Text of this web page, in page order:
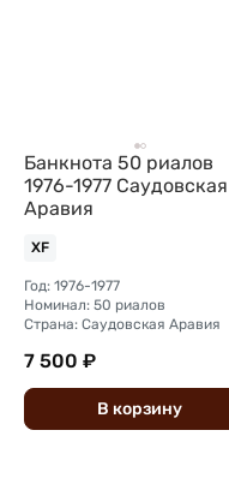
Банкнота 50 риалов
1976-1977 Саудовская
Аравия
XF
Год: 1976-1977
Номинал: 50 риалов
Страна: Саудовская Аравия
7 500 ₽
В корзину